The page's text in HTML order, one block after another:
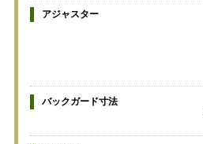
アジャスター
バックガード寸法